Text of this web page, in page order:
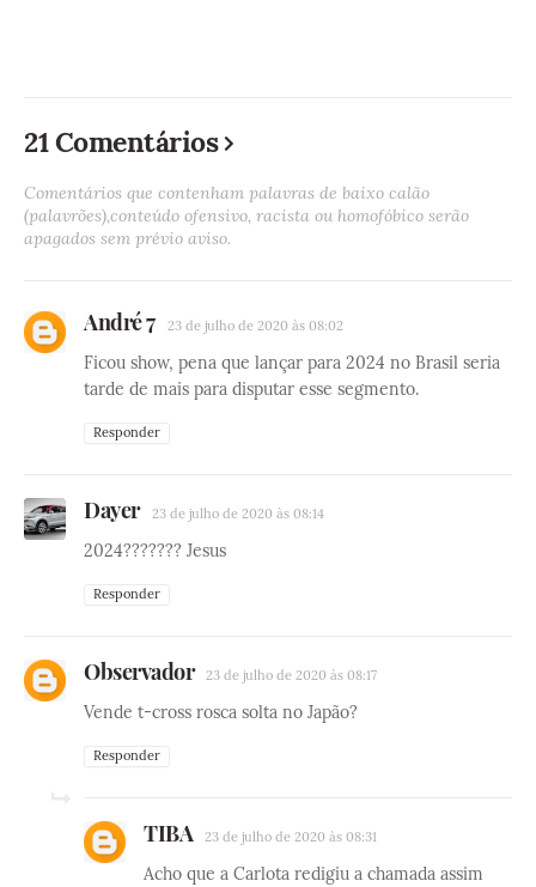
21 Comentários
Comentários que contenham palavras de baixo calão
(palavrões),conteúdo ofensivo, racista ou homofóbico serão
apagados sem prévio aviso.
André 7 23 de julho de 2020 às 08:02
Ficou show, pena que lançar para 2024 no Brasil seria
tarde de mais para disputar esse segmento.
Responder
Dayer 23 de julho de 2020 às 08:14
2024??????? Jesus
Responder
Observador 23 de julho de 2020 às 08:17
Vende t-cross rosca solta no Japão?
Responder
TIBA 23 de julho de 2020 às 08:31
Acho que a Carlota redigiu a chamada assim